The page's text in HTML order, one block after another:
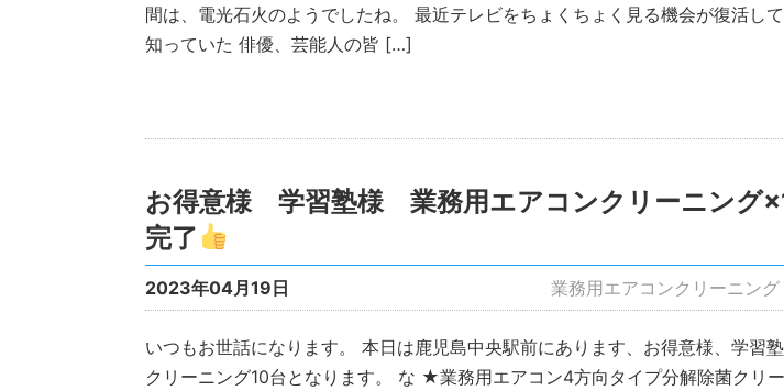
間は、電光石火のようでしたね。 最近テレビをちょくちょく見る機会が復活し
知っていた 俳優、芸能人の皆 […]
お得意様 学習塾様 業務用エアコンクリーニング
完了
2023年04月19日 業務用エアコンクリーニング
いつもお世話になります。 本日は鹿児島中央駅前にあります、お得意様、学習
クリーニング10台となります。 な ★業務用エアコン4方向タイプ分解除菌クリ